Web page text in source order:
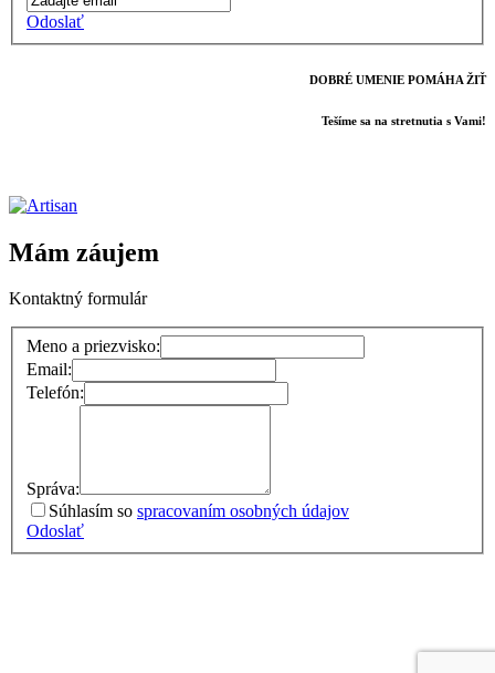
Odoslať
DOBRÉ UMENIE POMÁHA ŽIŤ
Tešíme sa na stretnutia s Vami!
Mám záujem
Kontaktný formulár
Meno a priezvisko:
Email:
Telefón:
Správa:
Súhlasím so spracovaním osobných údajov
Odoslať